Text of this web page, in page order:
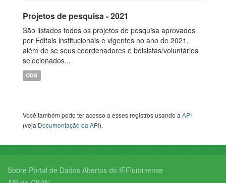
Projetos de pesquisa - 2021
São listados todos os projetos de pesquisa aprovados
por Editais institucionais e vigentes no ano de 2021,
além de se seus coordenadores e bolsistas/voluntários
selecionados...
ODS
Você também pode ter acesso a esses registros usando aAPI
(veja Documentação da API).
Sobre Portal de Dados Abertos do IFFluminense